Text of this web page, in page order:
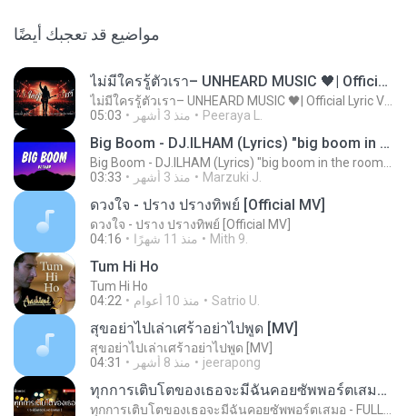
مواضيع قد تعجبك أيضًا
ไม่มีใครรู้ตัวเรา– UNHEARD MUSIC 🖤| Official Lyric Video | เพลงสู้ชีวิต
05:03
منذ 3 أشهر Peeraya L.
Big Boom - DJ.ILHAM (Lyrics) "big boom in the room i go kaboom"
03:33
منذ 3 أشهر Marzuki J.
ดวงใจ - ปราง ปรางทิพย์ [Official MV]
ดวงใจ - ปราง ปรางทิพย์ [Official MV]
04:16
منذ 11 شهرًا Mith 9.
Tum Hi Ho
Tum Hi Ho
04:22
منذ 10 أعوام Satrio U.
สุขอย่าไปเล่าเศร้าอย่าไปพูด [MV]
สุขอย่าไปเล่าเศร้าอย่าไปพูด [MV]
04:31
منذ 8 أشهر jeerapong
ทุกการเติบโตของเธอจะมีฉันคอยซัพพอร์ตเสมอ - FULL , [เนื้อเพลง]